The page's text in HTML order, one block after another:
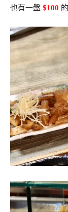
也有一盤 $100